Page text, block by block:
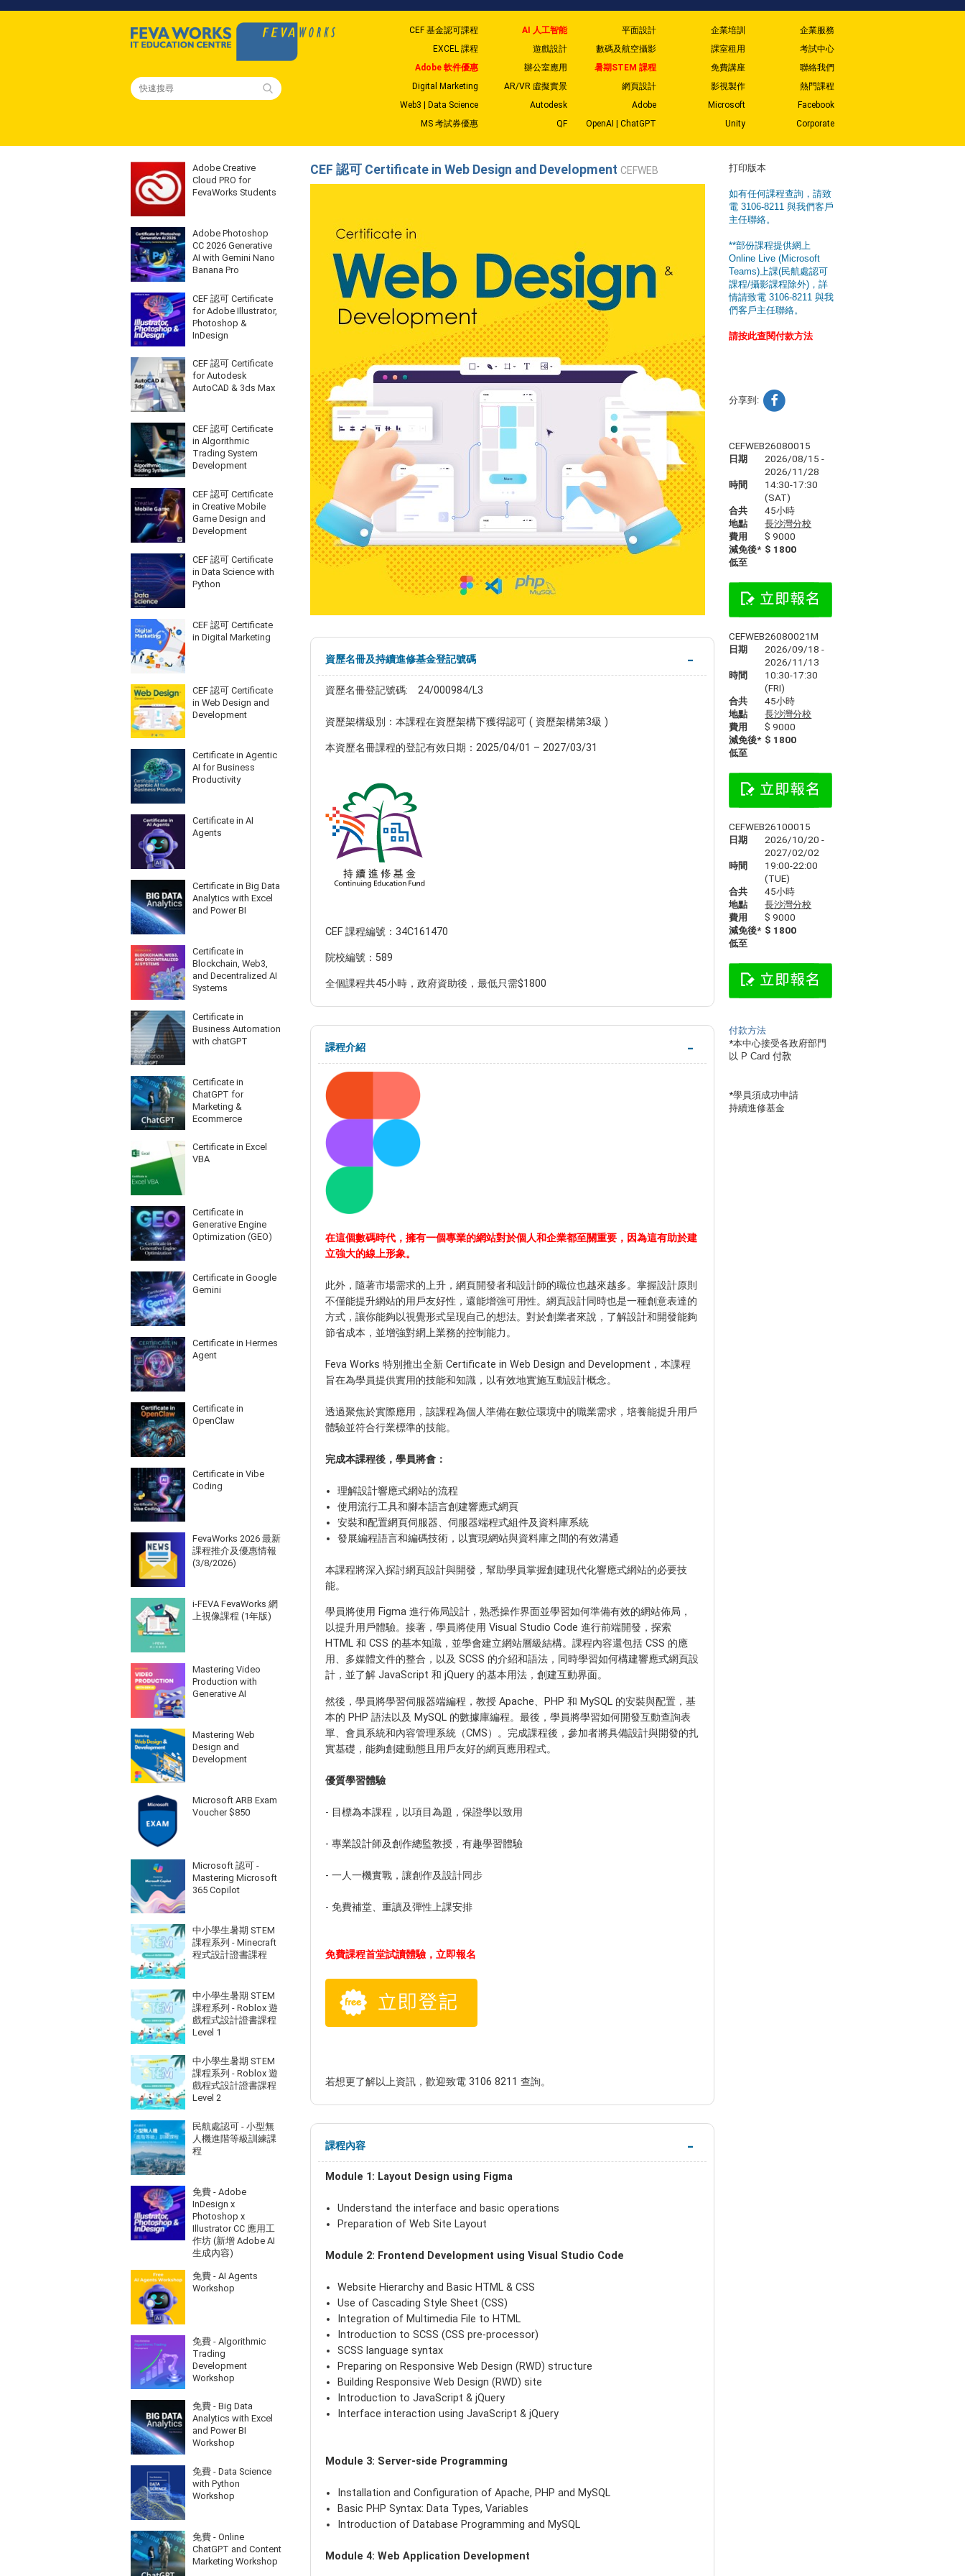
CEF 基金認可課程 AI 人工智能 平面設計 企業培訓
企業服務
EXCEL 課程
遊戲設計 數碼及航空攝影 課室租用
考試中心
Adobe 軟件優惠
辦公室應用 暑期STEM 課程 免費講座
聯絡我們
Digital Marketing
AR/VR 虛擬實景 網頁設計 影視製作
熱門課程
Web3 | Data Science
Autodesk Adobe Microsoft
Facebook
MS 考試券優惠
QF OpenAI | ChatGPT Unity Corporate
Adobe Creative
Cloud PRO for
FevaWorks Students
Adobe Photoshop
CC 2026 Generative
AI with Gemini Nano
Banana Pro
CEF 認可 Certificate
for Adobe Illustrator,
Photoshop &
InDesign
CEF 認可 Certificate
for Autodesk
AutoCAD & 3ds Max
CEF 認可 Certificate
in Algorithmic
Trading System
Development
CEF 認可 Certificate
in Creative Mobile
Game Design and
Development
CEF 認可 Certificate
in Data Science with
Python
CEF 認可 Certificate
in Digital Marketing
CEF 認可 Certificate
in Web Design and
Development
Certificate in Agentic
AI for Business
Productivity
Certificate in AI
Agents
Certificate in Big Data
Analytics with Excel
and Power BI
Certificate in
Blockchain, Web3,
and Decentralized AI
Systems
Certificate in
Business Automation
with chatGPT
Certificate in
ChatGPT for
Marketing &
Ecommerce
Certificate in Excel
VBA
Certificate in
Generative Engine
Optimization (GEO)
Certificate in Google
Gemini
Certificate in Hermes
Agent
Certificate in
OpenClaw
Certificate in Vibe
Coding
FevaWorks 2026 最新
課程推介及優惠情報
(3/8/2026)
i-FEVA FevaWorks 網
上視像課程 (1年版)
Mastering Video
Production with
Generative AI
Mastering Web
Design and
Development
Microsoft ARB Exam
Voucher $850
Microsoft 認可 -
Mastering Microsoft
365 Copilot
中小學生暑期 STEM
課程系列 - Minecraft
程式設計證書課程
中小學生暑期 STEM
課程系列 - Roblox 遊
戲程式設計證書課程
Level 1
中小學生暑期 STEM
課程系列 - Roblox 遊
戲程式設計證書課程
Level 2
民航處認可 - 小型無
人機進階等級訓練課
程
免費 - Adobe
InDesign x
Photoshop x
Illustrator CC 應用工
作坊 (新增 Adobe AI
生成內容)
免費 - AI Agents
Workshop
免費 - Algorithmic
Trading
Development
Workshop
免費 - Big Data
Analytics with Excel
and Power BI
Workshop
免費 - Data Science
with Python
Workshop
免費 - Online
ChatGPT and Content
Marketing Workshop
CEF 認可 Certificate in Web Design and Development CEFWEB
資歷名冊及持續進修基金登記號碼
資歷名冊登記號碼: 24/000984/L3
資歷架構級別：本課程在資歷架構下獲得認可 ( 資歷架構第3級 )
本資歷名冊課程的登記有效日期：2025/04/01 – 2027/03/31
CEF 課程編號：34C161470
院校編號：589
全個課程共45小時，政府資助後，最低只需$1800
課程介紹
在這個數碼時代，擁有一個專業的網站對於個人和企業都至關重要，因為這有助於建
立強大的線上形象。
此外，隨著市場需求的上升，網頁開發者和設計師的職位也越來越多。掌握設計原則
不僅能提升網站的用戶友好性，還能增強可用性。網頁設計同時也是一種創意表達的
方式，讓你能夠以視覺形式呈現自己的想法。對於創業者來說，了解設計和開發能夠
節省成本，並增強對網上業務的控制能力。
Feva Works 特別推出全新 Certificate in Web Design and Development，本課程
旨在為學員提供實用的技能和知識，以有效地實施互動設計概念。
透過聚焦於實際應用，該課程為個人準備在數位環境中的職業需求，培養能提升用戶
體驗並符合行業標準的技能。
完成本課程後，學員將會：
理解設計響應式網站的流程
使用流行工具和腳本語言創建響應式網頁
安裝和配置網頁伺服器、伺服器端程式組件及資料庫系統
發展編程語言和編碼技術，以實現網站與資料庫之間的有效溝通
本課程將深入探討網頁設計與開發，幫助學員掌握創建現代化響應式網站的必要技
能。
學員將使用 Figma 進行佈局設計，熟悉操作界面並學習如何準備有效的網站佈局，
以提升用戶體驗。接著，學員將使用 Visual Studio Code 進行前端開發，探索
HTML 和 CSS 的基本知識，並學會建立網站層級結構。課程內容還包括 CSS 的應
用、多媒體文件的整合，以及 SCSS 的介紹和語法，同時學習如何構建響應式網頁設
計，並了解 JavaScript 和 jQuery 的基本用法，創建互動界面。
然後，學員將學習伺服器端編程，教授 Apache、PHP 和 MySQL 的安裝與配置，基
本的 PHP 語法以及 MySQL 的數據庫編程。最後，學員將學習如何開發互動查詢表
單、會員系統和內容管理系統（CMS）。完成課程後，參加者將具備設計與開發的扎
實基礎，能夠創建動態且用戶友好的網頁應用程式。
優質學習體驗
- 目標為本課程，以項目為題，保證學以致用
- 專業設計師及創作總監教授，有趣學習體驗
- 一人一機實戰，讓創作及設計同步
- 免費補堂、重讀及彈性上課安排
免費課程首堂試讀體驗，立即報名
若想更了解以上資訊，歡迎致電 3106 8211 查詢。
課程內容
Module 1: Layout Design using Figma
Understand the interface and basic operations
Preparation of Web Site Layout
Module 2: Frontend Development using Visual Studio Code
Website Hierarchy and Basic HTML & CSS
Use of Cascading Style Sheet (CSS)
Integration of Multimedia File to HTML
Introduction to SCSS (CSS pre-processor)
SCSS language syntax
Preparing on Responsive Web Design (RWD) structure
Building Responsive Web Design (RWD) site
Introduction to JavaScript & jQuery
Interface interaction using JavaScript & jQuery
Module 3: Server-side Programming
Installation and Configuration of Apache, PHP and MySQL
Basic PHP Syntax: Data Types, Variables
Introduction of Database Programming and MySQL
Module 4: Web Application Development
打印版本
如有任何課程查詢，請致
電 3106-8211 與我們客戶
主任聯絡。
**部份課程提供網上
Online Live (Microsoft
Teams)上課(民航處認可
課程/攝影課程除外)，詳
情請致電 3106-8211 與我
們客戶主任聯絡。
請按此查閱付款方法
分享到:
CEFWEB26080015
日期
2026/08/15 -
2026/11/28
時間
14:30-17:30
(SAT)
合共
45小時
地點
長沙灣分校
費用
$ 9000
減免後*
低至
$ 1800
CEFWEB26080021M
日期
2026/09/18 -
2026/11/13
時間
10:30-17:30
(FRI)
合共
45小時
地點
長沙灣分校
費用
$ 9000
減免後*
低至
$ 1800
CEFWEB26100015
日期
2026/10/20 -
2027/02/02
時間
19:00-22:00
(TUE)
合共
45小時
地點
長沙灣分校
費用
$ 9000
減免後*
低至
$ 1800
付款方法
*本中心接受各政府部門
以 P Card付款
*學員須成功申請
持續進修基金